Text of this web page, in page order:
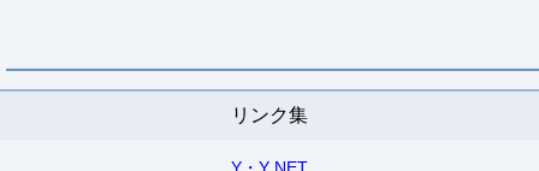
リンク集